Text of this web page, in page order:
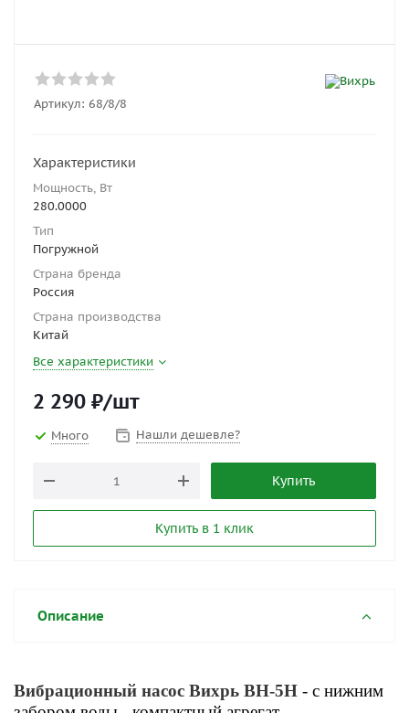
Артикул: 68/8/8
Характеристики
Мощность, Вт
280.0000
Тип
Погружной
Страна бренда
Россия
Страна производства
Китай
Все характеристики
2 290 ₽/шт
Много Нашли дешевле?
Купить
Купить в 1 клик
Описание
Вибрационный насос Вихрь ВН-5Н - с нижним